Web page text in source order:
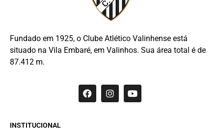
Fundado em 1925, o Clube Atlético Valinhense está
situado na Vila Embaré, em Valinhos. Sua área total é de
87.412 m.
INSTITUCIONAL